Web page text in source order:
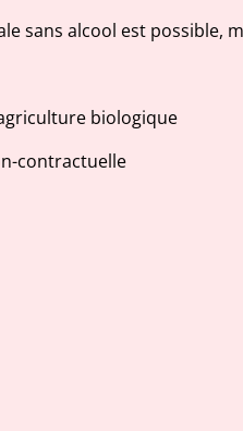
sans alcool est possible,
biologique
contractuelle